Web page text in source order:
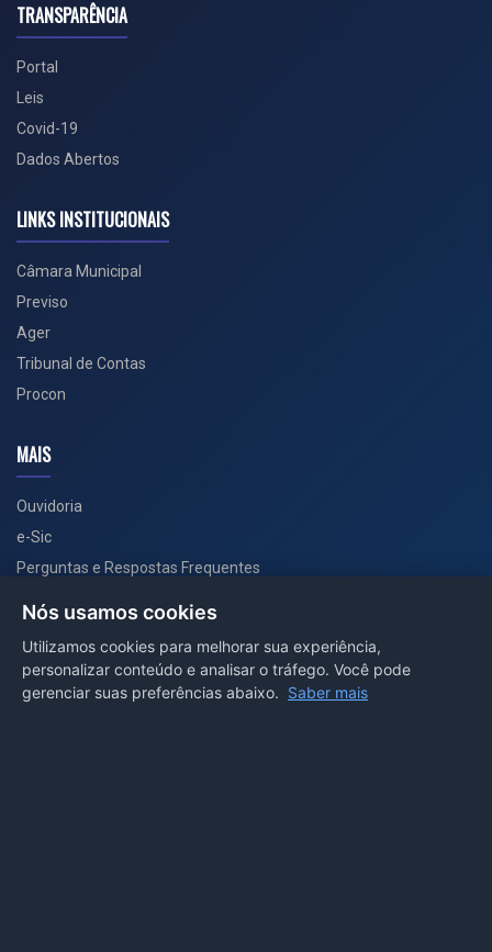
TRANSPARÊNCIA
Portal
Leis
Covid-19
Dados Abertos
LINKS INSTITUCIONAIS
Câmara Municipal
Previso
Ager
Tribunal de Contas
Procon
MAIS
Ouvidoria
e-Sic
Perguntas e Respostas Frequentes
PORTAL COVID-19
Nós usamos cookies
Utilizamos cookies para melhorar sua experiência,
personalizar conteúdo e analisar o tráfego. Você pode
gerenciar suas preferências abaixo. Saber mais